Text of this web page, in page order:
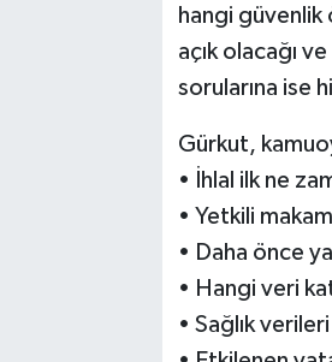
hangi güvenlik
açık olacağı
sorularına ise
Gürkut,
• İhlal ilk ne
• Yetkili
• Daha önce
• Hangi veri
• Sağlık